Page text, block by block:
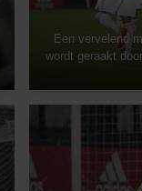
Een vervelend
wordt geraakt